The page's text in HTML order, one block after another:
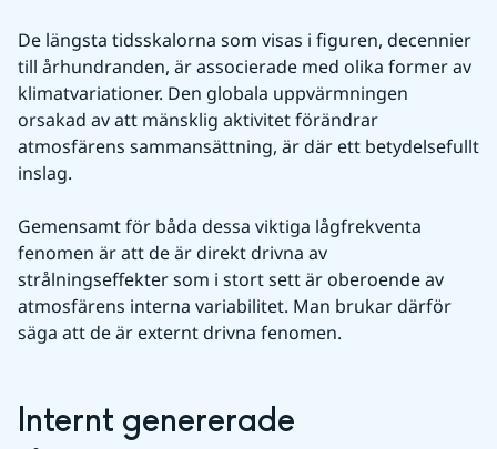
De längsta tidsskalorna som visas i figuren, decennier
till århundranden, är associerade med olika former av
klimatvariationer. Den globala uppvärmningen
orsakad av att mänsklig aktivitet förändrar
atmosfärens sammansättning, är där ett betydelsefullt
inslag.
Gemensamt för båda dessa viktiga lågfrekventa
fenomen är att de är direkt drivna av
strålningseffekter som i stort sett är oberoende av
atmosfärens interna variabilitet. Man brukar därför
säga att de är externt drivna fenomen.
Internt genererade